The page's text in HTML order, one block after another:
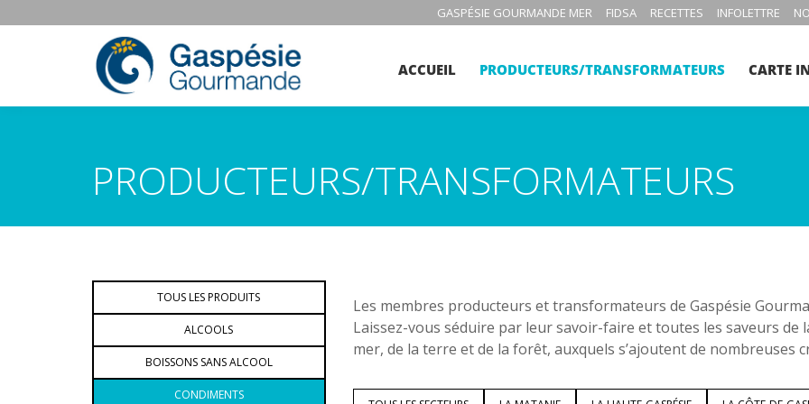
GASPÉSIE GOURMANDE MER FIDSA RECETTES INFOLETTRE
ACCUEIL PRODUCTEURS/TRANSFORMATEURS CARTE
PRODUCTEURS/TRANSFORMATEURS
TOUS LES PRODUITS
ALCOOLS
BOISSONS SANS ALCOOL
CONDIMENTS
Les membres producteurs et transformateurs de Gaspésie
Laissez-vous séduire par leur savoir-faire et toutes les saveurs de
mer, de la terre et de la forêt, auxquels s’ajoutent de nombreuses